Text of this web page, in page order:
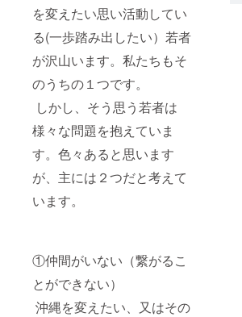
を変えたい思い活動してい
る(一歩踏み出したい）若者
が沢山います。私たちもそ
のうちの１つです。
しかし、そう思う若者は
様々な問題を抱えていま
す。色々あると思います
が、主には２つだと考えて
います。
①仲間がいない（繋がるこ
とができない）
沖縄を変えたい、又はその